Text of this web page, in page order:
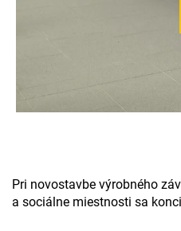
Pri novostavbe výrobného
a sociálne miestnosti sa